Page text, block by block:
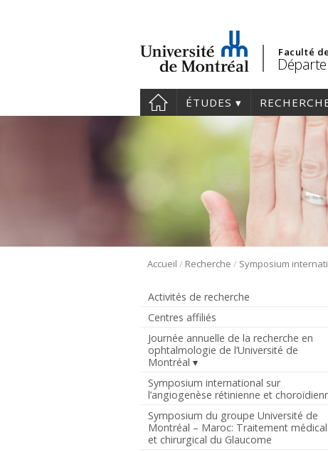
Faculté
ÉTUDES
Accueil / Recherche /
Activités de recherche
Centres affiliés
Journée annuelle de la recherche en
ophtalmologie de l’Université de
Montréal
Symposium international sur
l’angiogenèse rétinienne et
Symposium du groupe Université de
Montréal – Maroc: Traitement médical
et chirurgical du Glaucome